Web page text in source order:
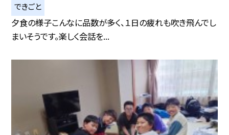
できごと
夕食の様子こんなに品数が多く、１日の疲れも吹き飛んでし
まいそうです。楽しく会話を...